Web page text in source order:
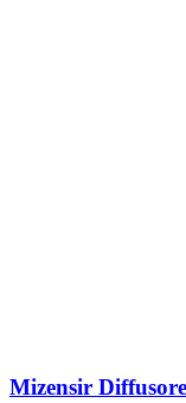
Mizensir